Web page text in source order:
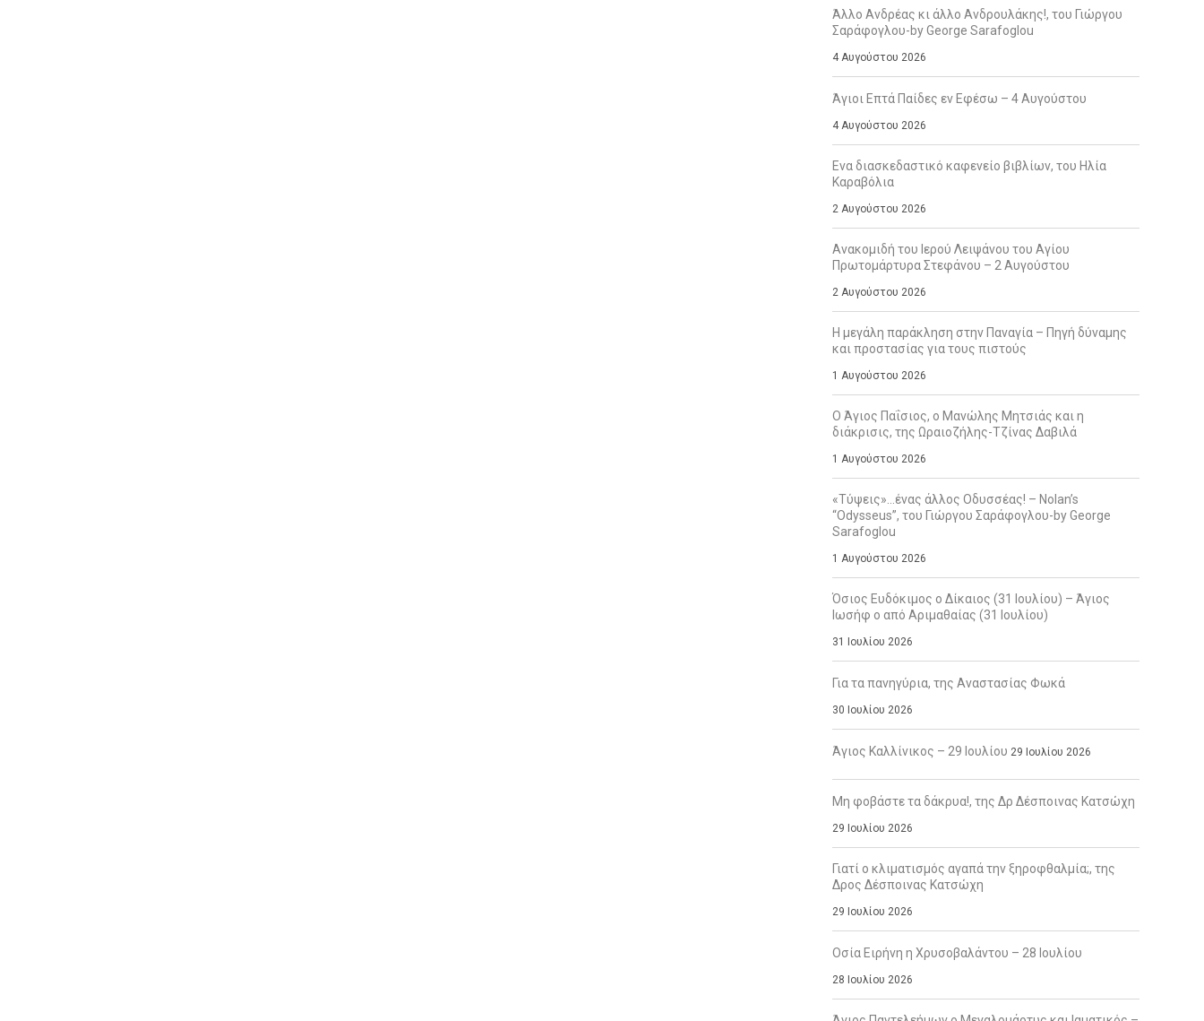
Άλλο Ανδρέας κι άλλο Ανδρουλάκης!, του Γιώργου
Σαράφογλου-by George Sarafoglou
4 Αυγούστου 2026
Άγιοι Επτά Παίδες εν Εφέσω – 4 Αυγούστου
4 Αυγούστου 2026
Ενα διασκεδαστικό καφενείο βιβλίων, του Ηλία
Καραβόλια
2 Αυγούστου 2026
Ανακομιδή του Ιερού Λειψάνου του Αγίου
Πρωτομάρτυρα Στεφάνου – 2 Αυγούστου
2 Αυγούστου 2026
Η μεγάλη παράκληση στην Παναγία – Πηγή δύναμης
και προστασίας για τους πιστούς
1 Αυγούστου 2026
Ο Άγιος Παΐσιος, ο Μανώλης Μητσιάς και η
διάκρισις, της Ωραιοζήλης-Τζίνας Δαβιλά
1 Αυγούστου 2026
«Τύψεις»…ένας άλλος Οδυσσέας! – Nolan’s
“Odysseus”, του Γιώργου Σαράφογλου-by George
Sarafoglou
1 Αυγούστου 2026
Όσιος Ευδόκιμος ο Δίκαιος (31 Ιουλίου) – Άγιος
Ιωσήφ ο από Αριμαθαίας (31 Ιουλίου)
31 Ιουλίου 2026
Για τα πανηγύρια, της Αναστασίας Φωκά
30 Ιουλίου 2026
Άγιος Καλλίνικος – 29 Ιουλίου 29 Ιουλίου 2026
Μη φοβάστε τα δάκρυα!, της Δρ Δέσποινας Κατσώχη
29 Ιουλίου 2026
Γιατί ο κλιματισμός αγαπά την ξηροφθαλμία;, της
Δρος Δέσποινας Κατσώχη
29 Ιουλίου 2026
Οσία Ειρήνη η Χρυσοβαλάντου – 28 Ιουλίου
28 Ιουλίου 2026